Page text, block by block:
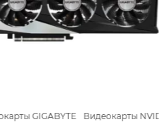
NVIDIA для майнинга
Видеокарты NVIDIA GeForce RTX